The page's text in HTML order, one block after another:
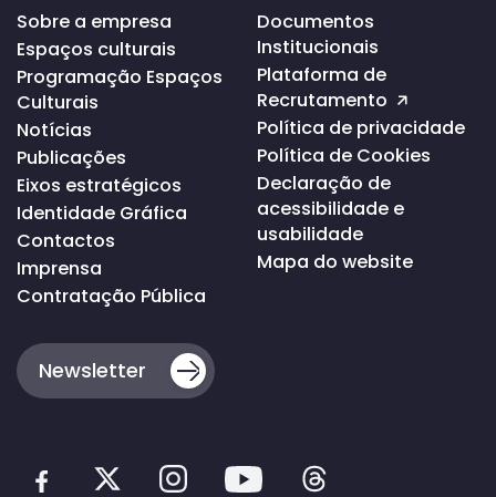
Voltar
ao
topo
da
página
Sobre a empresa
Espaços culturais
Programação Espaços
Culturais
Notícias
Publicações
Eixos estratégicos
Identidade Gráfica
Contactos
Imprensa
Contratação Pública
Documentos
Institucionais
Plataforma de
Recrutamento
Política de privacidade
Política de Cookies
Declaração de
acessibilidade e
usabilidade
Mapa do website
Newsletter